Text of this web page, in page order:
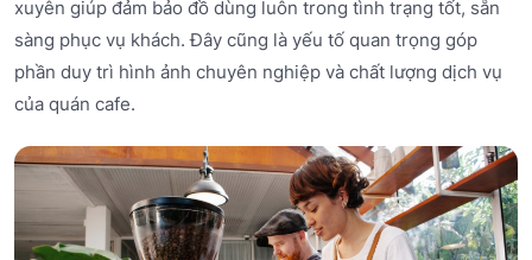
xuyên giúp đảm bảo đồ dùng luôn trong tình trạng tốt, sẵn
sàng phục vụ khách. Đây cũng là yếu tố quan trọng góp
phần duy trì hình ảnh chuyên nghiệp và chất lượng dịch vụ
của quán cafe.